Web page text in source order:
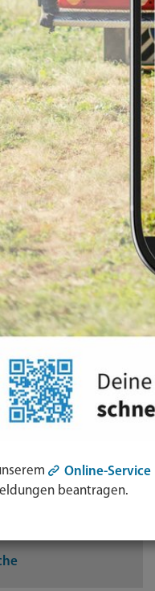
Themen
Symbol
Online-Service
beantragen.